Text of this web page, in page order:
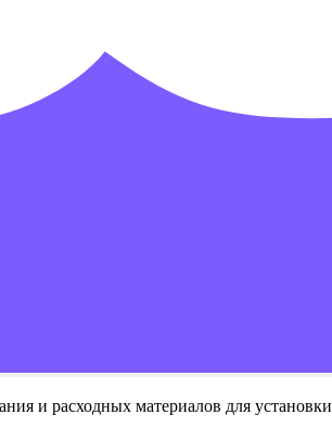
и расходных материалов для установки